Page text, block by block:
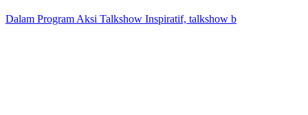
Dalam Program Aksi Talkshow Inspiratif, talkshow b